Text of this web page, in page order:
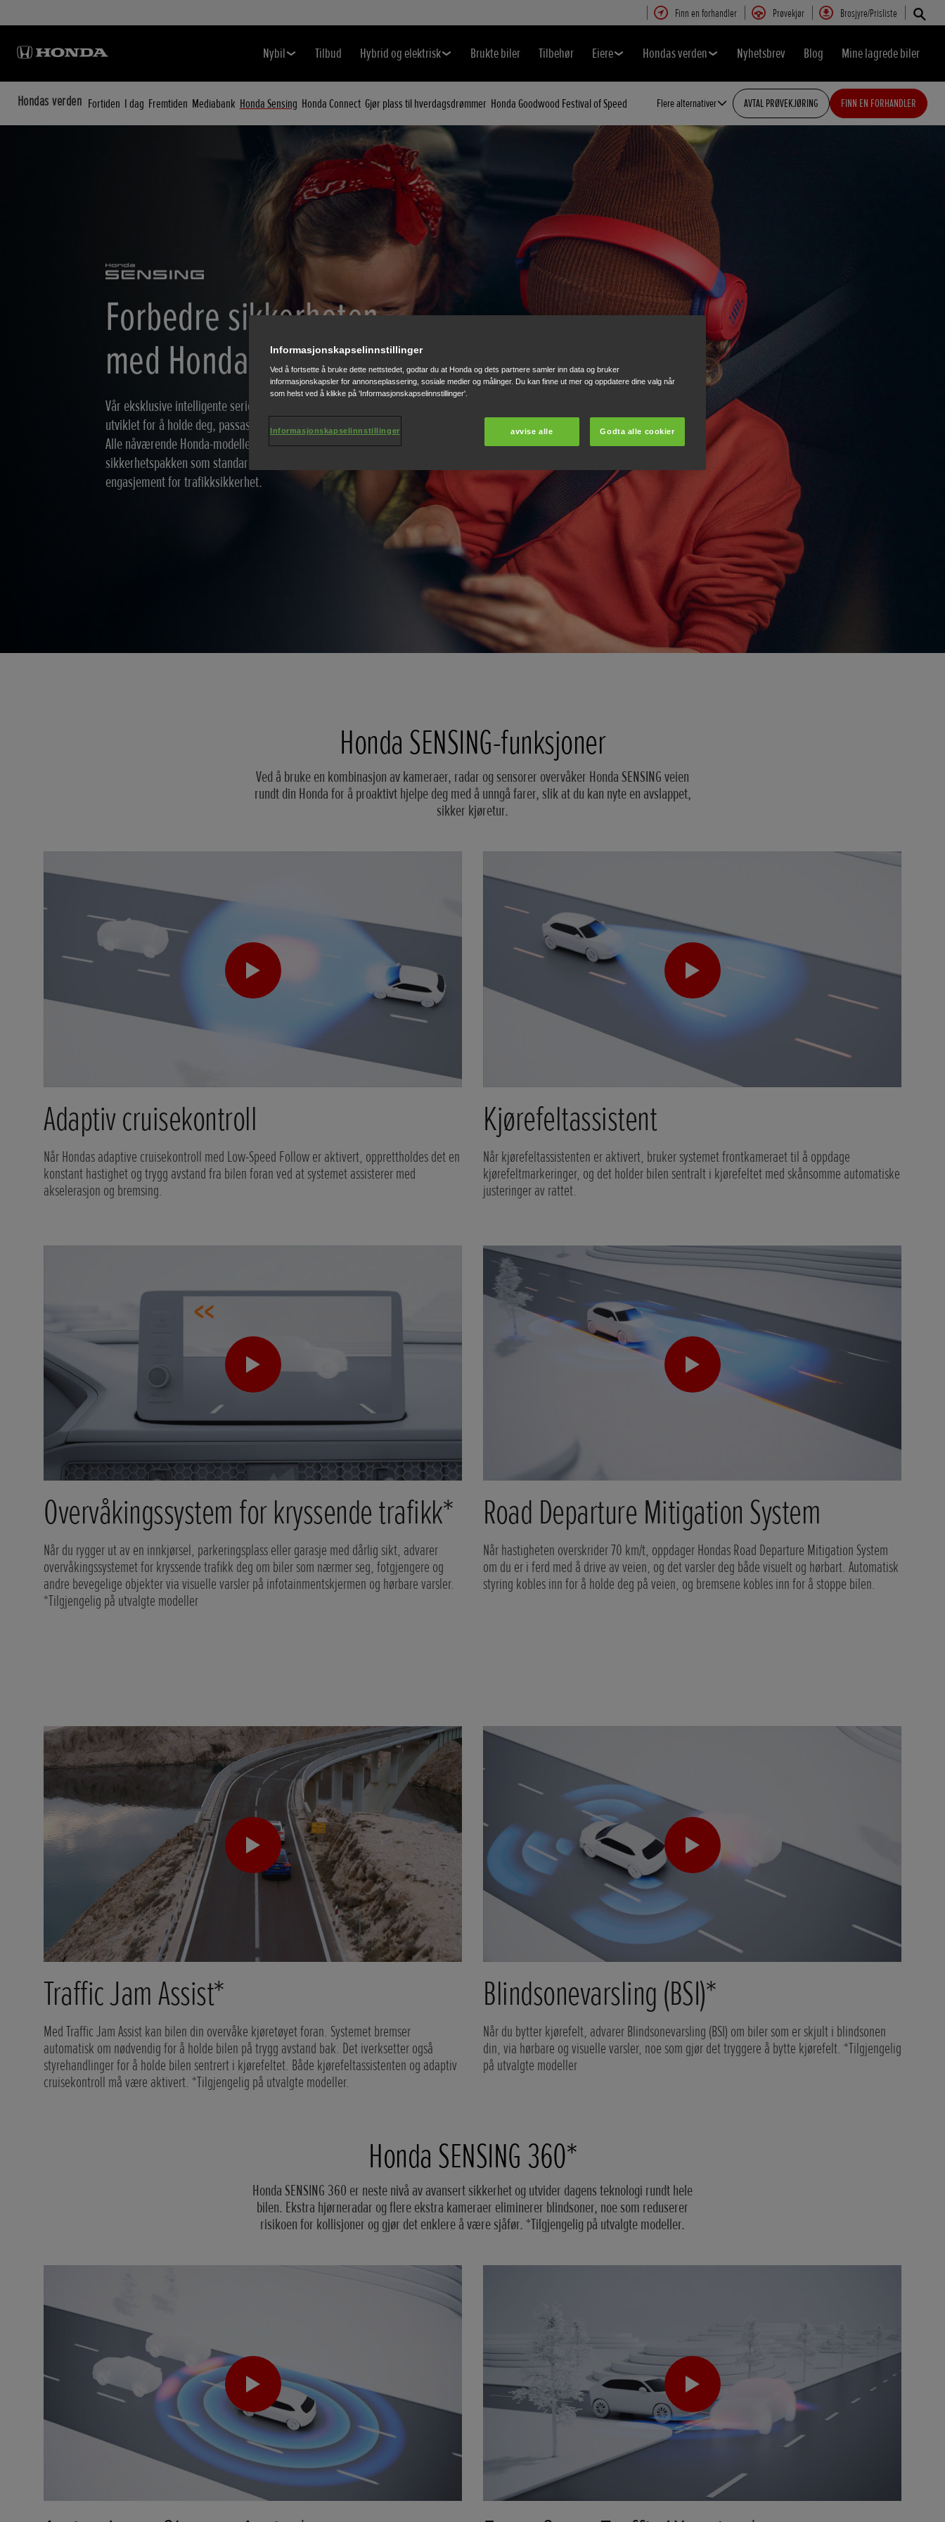
Finn en forhandler Prøvekjør Brosjyre/Prisliste
Nybil Tilbud Hybrid og elektrisk Brukte biler Tilbehør Eiere Hondas verden Nyhetsbrev Blog Mine lagrede biler
Hondas verden Fortiden I dag Fremtiden Mediabank Honda Sensing Honda Connect Gjør plass til hverdagsdrømmer Honda Goodwood Festival of Speed Flere alternativer AVTAL PRØVEKJØRING FINN EN FORHANDLER
Forbedre sikkerheten
med Honda SENSING
Vår eksklusive intelligente serie med avansert sikkerhetsteknologi er
utviklet for å holde deg, passasjerene dine og alle på veien trygge.
Alle nåværende Honda-modeller er utstyrt med Honda SENSING-
sikkerhetspakken som standard, noe som understreker Hondas
engasjement for trafikksikkerhet.
Honda SENSING-funksjoner
Ved å bruke en kombinasjon av kameraer, radar og sensorer overvåker Honda SENSING veien
rundt din Honda for å proaktivt hjelpe deg med å unngå farer, slik at du kan nyte en avslappet,
sikker kjøretur.
Adaptiv cruisekontroll
Når Hondas adaptive cruisekontroll med Low-Speed Follow er aktivert, opprettholdes det en
konstant hastighet og trygg avstand fra bilen foran ved at systemet assisterer med
akselerasjon og bremsing.
Kjørefeltassistent
Når kjørefeltassistenten er aktivert, bruker systemet frontkameraet til å oppdage
kjørefeltmarkeringer, og det holder bilen sentralt i kjørefeltet med skånsomme automatiske
justeringer av rattet.
Overvåkingssystem for kryssende trafikk*
Når du rygger ut av en innkjørsel, parkeringsplass eller garasje med dårlig sikt, advarer
overvåkingssystemet for kryssende trafikk deg om biler som nærmer seg, fotgjengere og
andre bevegelige objekter via visuelle varsler på infotainmentskjermen og hørbare varsler.
*Tilgjengelig på utvalgte modeller
Road Departure Mitigation System
Når hastigheten overskrider 70 km/t, oppdager Hondas Road Departure Mitigation System
om du er i ferd med å drive av veien, og det varsler deg både visuelt og hørbart. Automatisk
styring kobles inn for å holde deg på veien, og bremsene kobles inn for å stoppe bilen.
Traffic Jam Assist*
Med Traffic Jam Assist kan bilen din overvåke kjøretøyet foran. Systemet bremser
automatisk om nødvendig for å holde bilen på trygg avstand bak. Det iverksetter også
styrehandlinger for å holde bilen sentrert i kjørefeltet. Både kjørefeltassistenten og adaptiv
cruisekontroll må være aktivert. *Tilgjengelig på utvalgte modeller.
Blindsonevarsling (BSI)*
Når du bytter kjørefelt, advarer Blindsonevarsling (BSI) om biler som er skjult i blindsonen
din, via hørbare og visuelle varsler, noe som gjør det tryggere å bytte kjørefelt. *Tilgjengelig
på utvalgte modeller
Honda SENSING 360*
Honda SENSING 360 er neste nivå av avansert sikkerhet og utvider dagens teknologi rundt hele
bilen. Ekstra hjørneradar og flere ekstra kameraer eliminerer blindsoner, noe som reduserer
risikoen for kollisjoner og gjør det enklere å være sjåfør. *Tilgjengelig på utvalgte modeller.
Informasjonskapselinnstillinger
Ved å fortsette å bruke dette nettstedet, godtar du at Honda og dets partnere samler inn data og bruker
informasjonskapsler for annonseplassering, sosiale medier og målinger. Du kan finne ut mer og oppdatere dine valg når
som helst ved å klikke på 'Informasjonskapselinnstillinger'.
avvise alle Godta alle cookier
Informasjonskapselinnstillinger